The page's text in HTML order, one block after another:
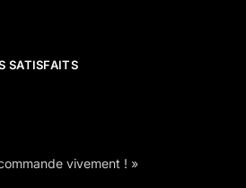
SATISFAITS
vivement ! »